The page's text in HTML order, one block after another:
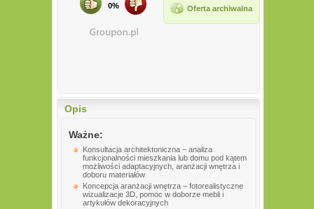
0% Oferta archiwalna
Opis
Ważne:
Konsultacja architektoniczna – analiza
funkcjonalności mieszkania lub domu pod kątem
możliwości adaptacyjnych, aranżacji wnętrza i
doboru materiałów
Koncepcja aranżacji wnętrza – fotorealistyczne
wizualizacje 3D, pomoc w doborze mebli i
artykułów dekoracyjnych